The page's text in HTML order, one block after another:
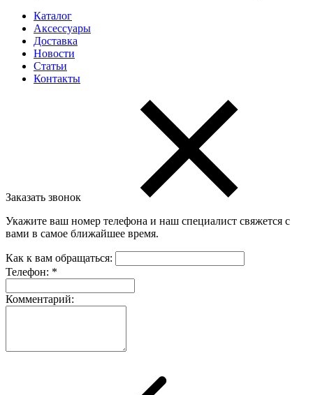
Каталог
Аксессуары
Доставка
Новости
Статьи
Контакты
Заказать звонок
Укажите ваш номер телефона и наш специалист свяжется с
вами в самое ближайшее время.
Как к вам обращаться:
Телефон: *
Комментарий: